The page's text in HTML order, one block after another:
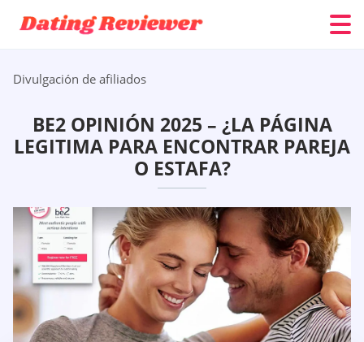
Divulgación de afiliados
BE2 OPINIÓN 2025 – ¿LA PÁGINA
LEGITIMA PARA ENCONTRAR PAREJA
O ESTAFA?